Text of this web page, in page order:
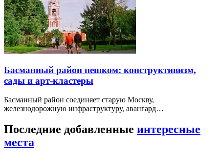
Басманный район пешком: конструктивизм,
сады и арт-кластеры
Басманный район соединяет старую Москву,
железнодорожную инфраструктуру, авангард…
Последние добавленные интересные
места